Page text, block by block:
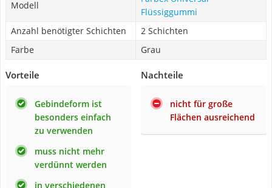
Modell
Flüssiggummi
Anzahl benötigter Schichten
2 Schichten
Farbe
Grau
Vorteile
Gebindeform ist
besonders einfach
zu verwenden
muss nicht mehr
verdünnt werden
in verschiedenen
Nachteile
nicht für große
Flächen ausreichend